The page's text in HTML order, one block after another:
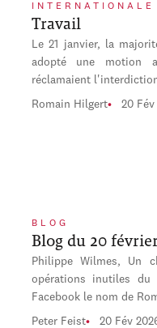
INTERNATIONALE
Travail
Le 21 janvier, la
adopté une motion
réclamaient
Romain Hilgert 20 Fév
BLOG
Blog du 20
Philippe Wilmes, Un
opérations inutiles
Facebook le nom de
Peter Feist 20 Fév